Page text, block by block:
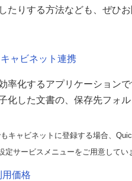
たりする方法なども、ぜひ
ャビネット連携
率化するアプリケーション
化した文書の、保存先フォ
キャビネットに登録する場合、
定サービスメニューをご用意してい
用価格